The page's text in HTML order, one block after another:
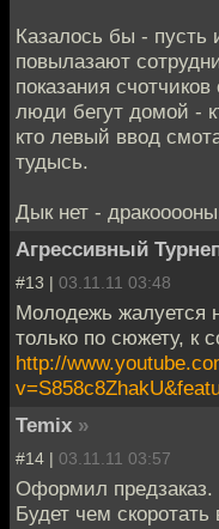
Казалось бы - пусть
повылазают
показания
люди бегут домой -
кто левый ввод
тудысь.
Дык нет -
Агрессивный
#13 | 03.11.11 03:48
Молодежь жалуется
только по сюжету, к
http://
Temix »
#14 | 03.11.11 03:57
Оформил предзаказ.
Будет чем